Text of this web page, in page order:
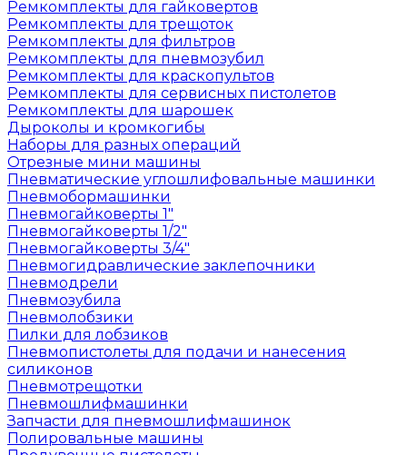
Ремкомплекты для гайковертов
Ремкомплекты для трещоток
Ремкомплекты для фильтров
Ремкомплекты для пневмозубил
Ремкомплекты для краскопультов
Ремкомплекты для сервисных пистолетов
Ремкомплекты для шарошек
Дыроколы и кромкогибы
Наборы для разных операций
Отрезные мини машины
Пневматические углошлифовальные машинки
Пневмобормашинки
Пневмогайковерты 1"
Пневмогайковерты 1/2"
Пневмогайковерты 3/4"
Пневмогидравлические заклепочники
Пневмодрели
Пневмозубила
Пневмолобзики
Пилки для лобзиков
Пневмопистолеты для подачи и нанесения
силиконов
Пневмотрещотки
Пневмошлифмашинки
Запчасти для пневмошлифмашинок
Полировальные машины